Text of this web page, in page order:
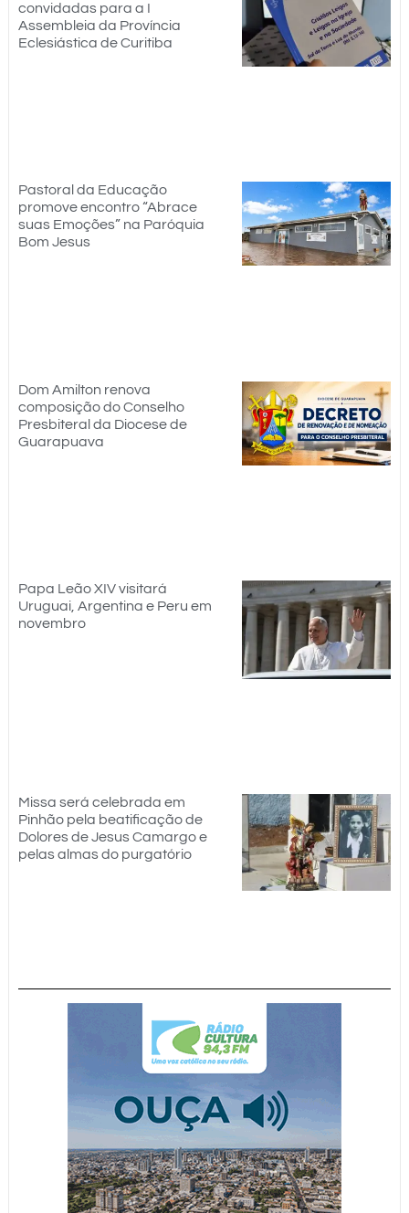
convidadas para a I
Assembleia da Província
Eclesiástica de Curitiba
Pastoral da Educação
promove encontro “Abrace
suas Emoções” na Paróquia
Bom Jesus
Dom Amilton renova
composição do Conselho
Presbiteral da Diocese de
Guarapuava
Papa Leão XIV visitará
Uruguai, Argentina e Peru em
novembro
Missa será celebrada em
Pinhão pela beatificação de
Dolores de Jesus Camargo e
pelas almas do purgatório